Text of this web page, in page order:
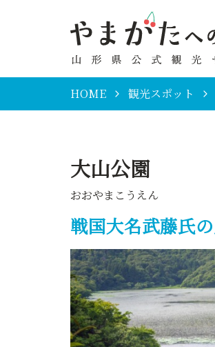
HOME 観光スポット
大山公園
おおやまこうえん
戦国大名武藤氏